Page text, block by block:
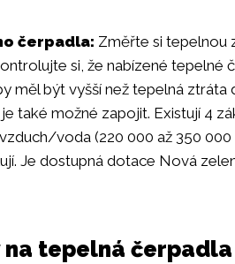
čerpadla: Změřte si tepelnou
si, že nabízené tepelné
měl být vyšší než tepelná
také možné zapojit. Existují 4
voda (220 000 až 350
Je dostupná dotace Nová
tepelná čerpadla